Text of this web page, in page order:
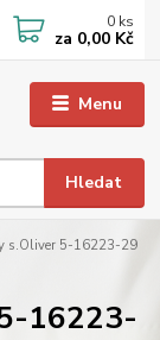
Menu
Hledat
0 ks
za 0,00 Kč
s.Oliver 5-16223-29
16223-